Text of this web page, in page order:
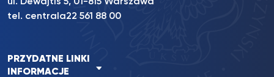
ul. Dewajtis 5, 01-815 Warszawa
tel. centrala22 561 88 00
PRZYDATNE LINKI
INFORMACJE